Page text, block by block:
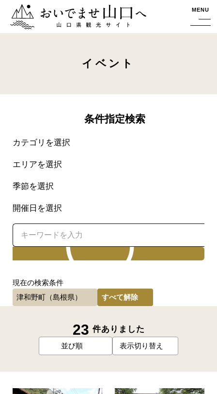
おいでませ山口へー山口県観光サイト MENU
イベント
条件指定検索
カテゴリを選択
エリアを選択
季節を選択
開催日を選択
現在の検索条件
津和野町（島根県）
すべて解除
23 件ありました
並び順 表示切り替え